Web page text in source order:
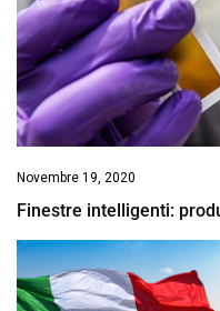
Novembre 19, 2020
Finestre intelligenti: